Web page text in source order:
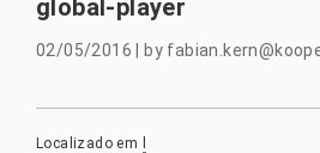
global-player
02/05/2016 by
Localizado em